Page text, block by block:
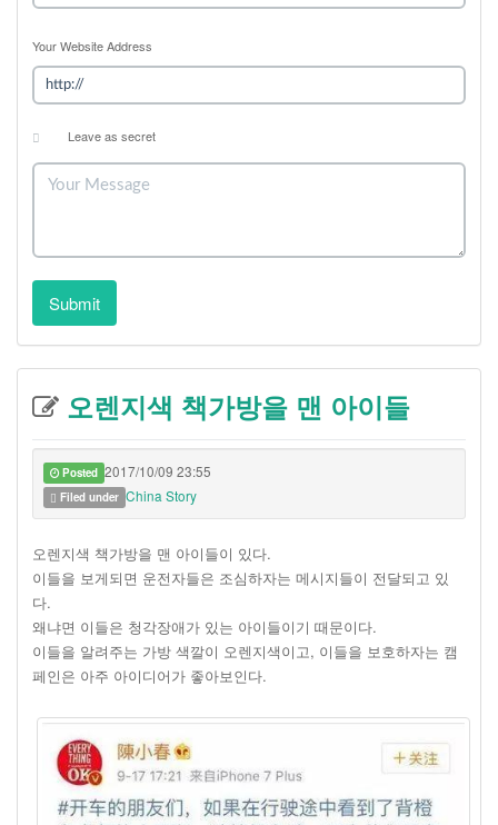
Your Website Address
Leave as secret
Submit
오렌지색 책가방을 맨 아이들
Posted 2017/10/09 23:55
Filed under China Story
오렌지색 책가방을 맨 아이들이 있다.
이들을 보게되면 운전자들은 조심하자는 메시지들이 전달되고 있
다.
왜냐면 이들은 청각장애가 있는 아이들이기 때문이다.
이들을 알려주는 가방 색깔이 오렌지색이고, 이들을 보호하자는 캠
페인은 아주 아이디어가 좋아보인다.